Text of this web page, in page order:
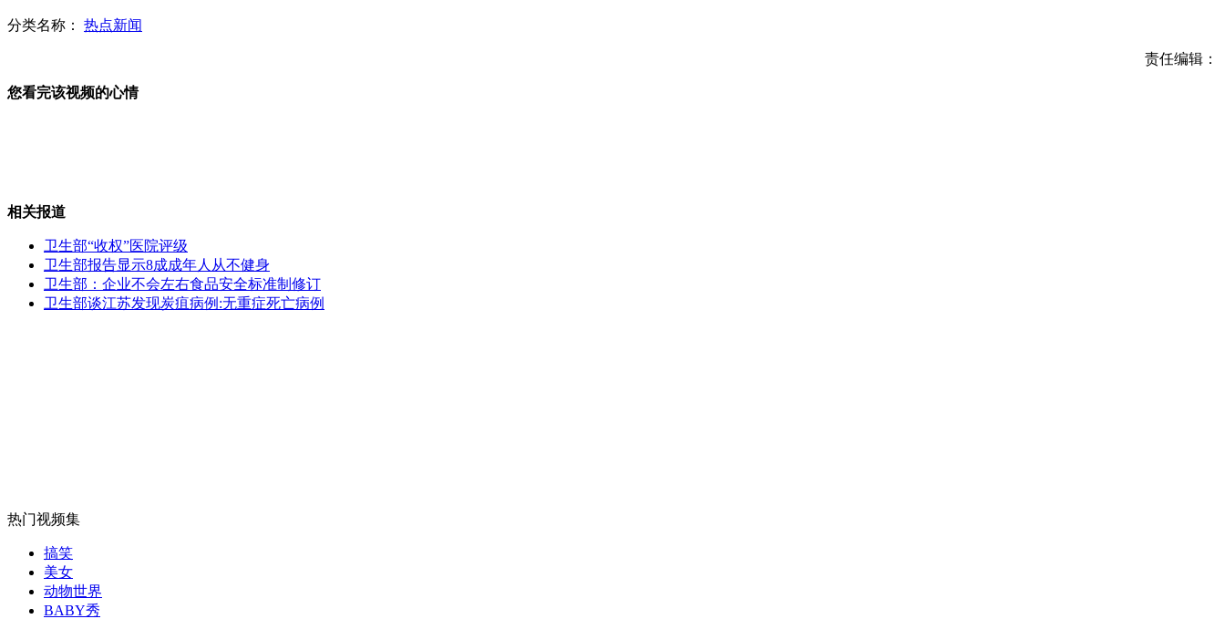
韩日多个军事交流推迟或中断
残奥选手原是恐怖分子 曾判84年
女孩北京地铁殴打老人 痛下狠手拳打脚踢
分类名称： 热点新闻
责任编辑：
您看完该视频的心情
相关报道
卫生部“收权”医院评级
卫生部报告显示8成成年人从不健身
卫生部：企业不会左右食品安全标准制修订
卫生部谈江苏发现炭疽病例:无重症死亡病例
热门视频集
搞笑
美女
动物世界
BABY秀